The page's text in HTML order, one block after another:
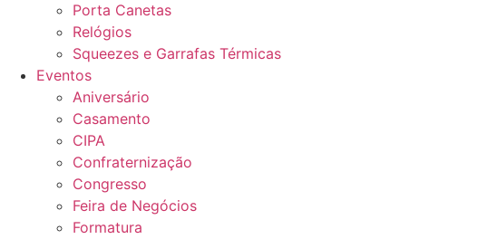
Porta Canetas
Relógios
Squeezes e Garrafas Térmicas
Eventos
Aniversário
Casamento
CIPA
Confraternização
Congresso
Feira de Negócios
Formatura